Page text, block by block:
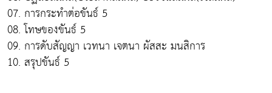
07. การกระทำต่อขันธ์ 5
08. โทษของขันธ์ 5
09. การดับสัญญา เวทนา เจตนา ผัสสะ มนสิการ
10. สรุปขันธ์ 5